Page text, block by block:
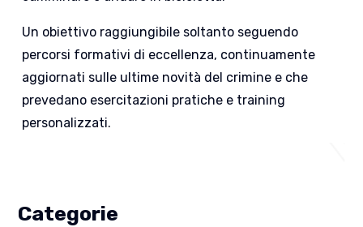
Categorie
Un obiettivo raggiungibile soltanto seguendo
percorsi formativi di eccellenza, continuamente
aggiornati sulle ultime novità del crimine e che
prevedano esercitazioni pratiche e training
personalizzati.